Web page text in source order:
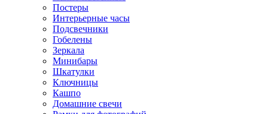
Постеры
Интерьерные часы
Подсвечники
Гобелены
Зеркала
Минибары
Шкатулки
Ключницы
Кашпо
Домашние свечи